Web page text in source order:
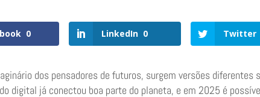
0 LinkedIn 0 Twitter
dos pensadores de futuros, surgem versões diferentes
digital já conectou boa parte do planeta, e em 2025 é